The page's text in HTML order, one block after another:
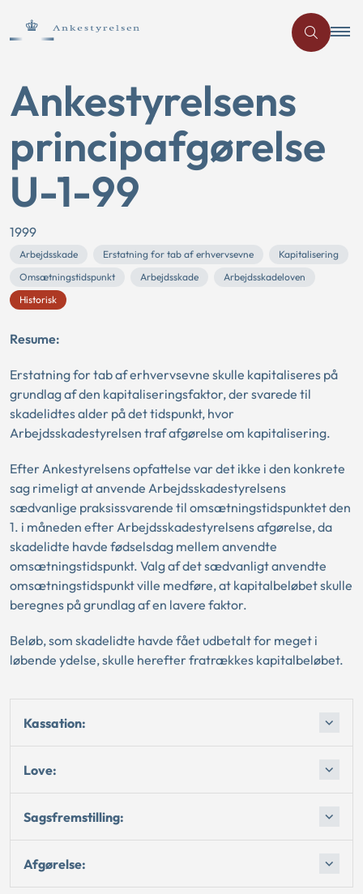
Ankestyrelsens
principafgørelse
U-1-99
1999
Arbejdsskade Erstatning for tab af erhvervsevne
Kapitalisering
Omsætningstidspunkt
Arbejdsskade
Arbejdsskadeloven
Historisk
Resume:
Erstatning for tab af erhvervsevne skulle kapitaliseres på
grundlag af den kapitaliseringsfaktor, der svarede til
skadelidtes alder på det tidspunkt, hvor
Arbejdsskadestyrelsen traf afgørelse om kapitalisering.
Efter Ankestyrelsens opfattelse var det ikke i den konkrete
sag rimeligt at anvende Arbejdsskadestyrelsens
sædvanlige praksissvarende til omsætningstidspunktet den
1. i måneden efter Arbejdsskadestyrelsens afgørelse, da
skadelidte havde fødselsdag mellem anvendte
omsætningstidspunkt. Valg af det sædvanligt anvendte
omsætningstidspunkt ville medføre, at kapitalbeløbet skulle
beregnes på grundlag af en lavere faktor.
Beløb, som skadelidte havde fået udbetalt for meget i
løbende ydelse, skulle herefter fratrækkes kapitalbeløbet.
Kassation:
Love:
Sagsfremstilling:
Afgørelse: